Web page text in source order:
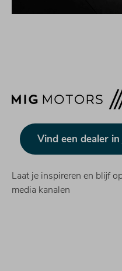
Vind een dealer
Laat je inspireren en blijf
media kanalen